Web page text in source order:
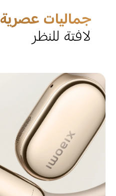
جماليات عصرية
لافتة للنظر